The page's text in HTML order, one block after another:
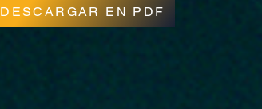
DESCARGAR EN PDF